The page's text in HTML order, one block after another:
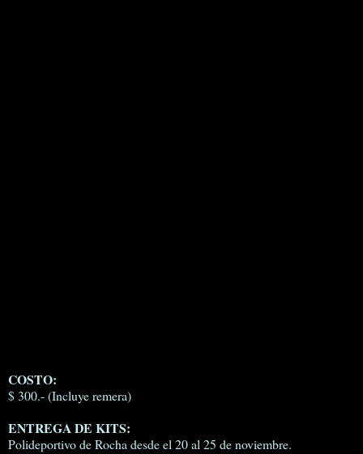
COSTO:
$ 300.- (Incluye remera)
ENTREGA DE KITS:
Polideportivo de Rocha desde el 20 al 25 de noviembre.